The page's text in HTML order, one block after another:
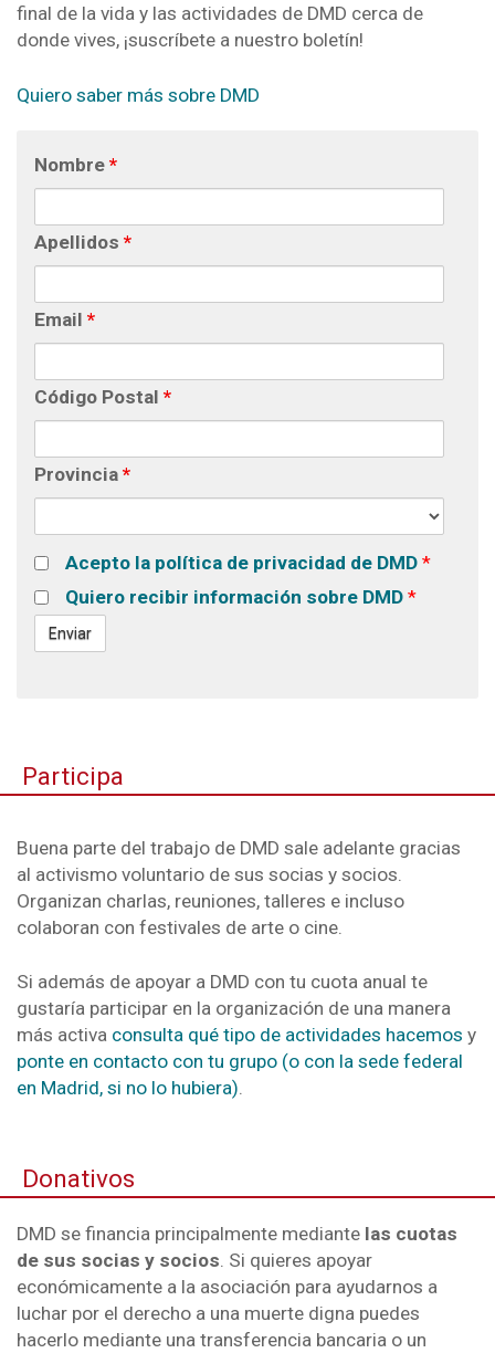
final de la vida y las actividades de DMD cerca de
donde vives, ¡suscríbete a nuestro boletín!
Quiero saber más sobre DMD
Nombre *
Apellidos *
Email *
Código Postal *
Provincia *
Acepto la política de privacidad de DMD *
Quiero recibir información sobre DMD *
Participa
Buena parte del trabajo de DMD sale adelante gracias
al activismo voluntario de sus socias y socios.
Organizan charlas, reuniones, talleres e incluso
colaboran con festivales de arte o cine.
Si además de apoyar a DMD con tu cuota anual te
gustaría participar en la organización de una manera
más activa consulta qué tipo de actividades hacemos y
ponte en contacto con tu grupo (o con la sede federal
en Madrid, si no lo hubiera).
Donativos
DMD se financia principalmente mediante las cuotas
de sus socias y socios. Si quieres apoyar
económicamente a la asociación para ayudarnos a
luchar por el derecho a una muerte digna puedes
hacerlo mediante una transferencia bancaria o un